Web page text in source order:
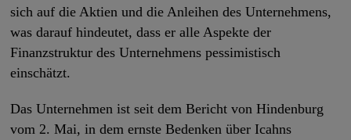
sich auf die Aktien und die Anleihen des Unternehmens,
was darauf hindeutet, dass er alle Aspekte der
Finanzstruktur des Unternehmens pessimistisch
einschätzt.
Das Unternehmen ist seit dem Bericht von Hindenburg
vom 2. Mai, in dem ernste Bedenken über Icahns